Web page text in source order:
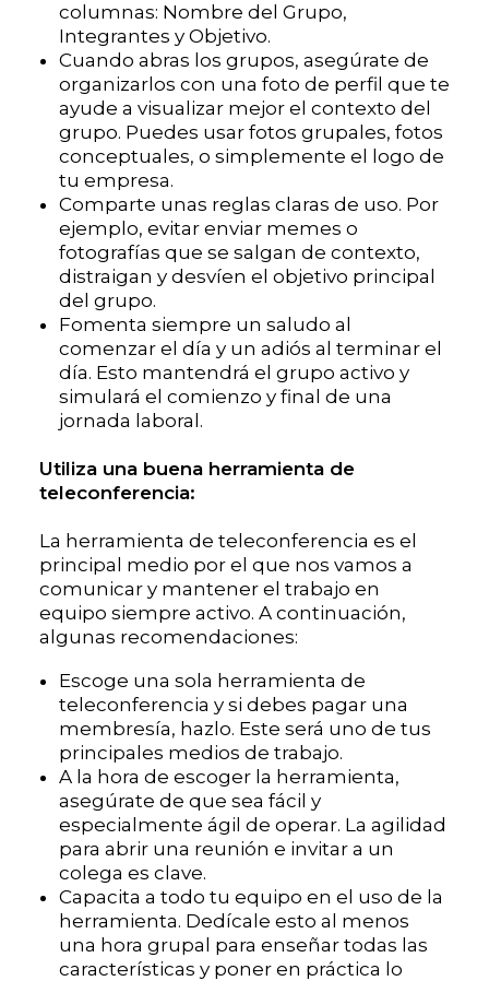
columnas: Nombre del Grupo,
Integrantes y Objetivo.
Cuando abras los grupos, asegúrate de
organizarlos con una foto de perfil que te
ayude a visualizar mejor el contexto del
grupo. Puedes usar fotos grupales, fotos
conceptuales, o simplemente el logo de
tu empresa.
Comparte unas reglas claras de uso. Por
ejemplo, evitar enviar memes o
fotografías que se salgan de contexto,
distraigan y desvíen el objetivo principal
del grupo.
Fomenta siempre un saludo al
comenzar el día y un adiós al terminar el
día. Esto mantendrá el grupo activo y
simulará el comienzo y final de una
jornada laboral.
Utiliza una buena herramienta de
teleconferencia:
La herramienta de teleconferencia es el
principal medio por el que nos vamos a
comunicar y mantener el trabajo en
equipo siempre activo. A continuación,
algunas recomendaciones:
Escoge una sola herramienta de
teleconferencia y si debes pagar una
membresía, hazlo. Este será uno de tus
principales medios de trabajo.
A la hora de escoger la herramienta,
asegúrate de que sea fácil y
especialmente ágil de operar. La agilidad
para abrir una reunión e invitar a un
colega es clave.
Capacita a todo tu equipo en el uso de la
herramienta. Dedícale esto al menos
una hora grupal para enseñar todas las
características y poner en práctica lo